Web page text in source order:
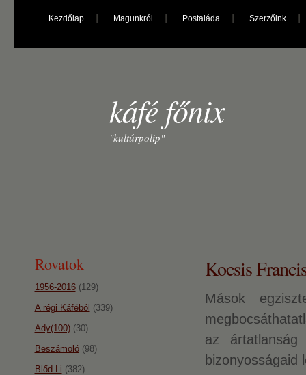
Kezdőlap Magunkról Postaláda Szerzőink
káfé főnix
"kultúrpolip"
Kocsis
Mások
az
bizonyosságaid
Rovatok
1956-2016(129)
A régi Káféból (339)
Ady(100)(30)
Beszámoló(98)
Blőd Li (382)